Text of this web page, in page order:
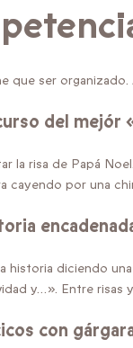
que ser
del mejór
la risa de Papá
cayendo por una
historia diciendo
y…». Entre risas
con